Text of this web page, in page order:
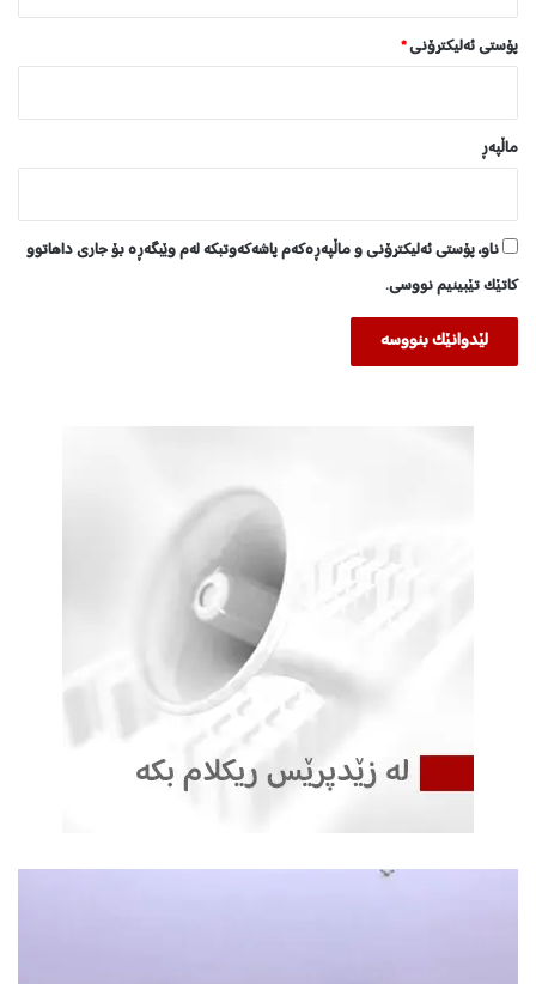
پۆستی ئەلیکترۆنی*
ماڵپه‌ڕ
ناو، پۆستی ئەلیکترۆنی و ماڵپەڕەکەم پاشەکەوتبکە لەم وێبگەڕە بۆ جاری داهاتوو
کاتێک تێبینیم نووسی.